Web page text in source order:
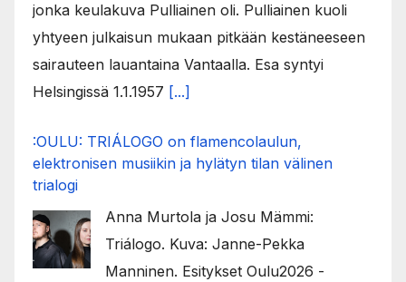
jonka keulakuva Pulliainen oli. Pulliainen kuoli
yhtyeen julkaisun mukaan pitkään kestäneeseen
sairauteen lauantaina Vantaalla. Esa syntyi
Helsingissä 1.1.1957 [...]
:OULU: TRIÁLOGO on flamencolaulun,
elektronisen musiikin ja hylätyn tilan välinen
trialogi
Anna Murtola ja Josu Mämmi:
Triálogo. Kuva: Janne-Pekka
Manninen. Esitykset Oulu2026 -